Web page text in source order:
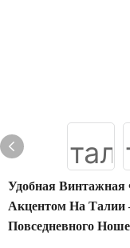
Удобная
Акцентом На Талии
Повседневного